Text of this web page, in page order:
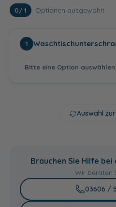
0/ 1 Optionen ausgewählt
1
Bitte eine Option auswählen.
5800-
54,00
Auswahl
Brauchen Sie Hilfe
Wir beraten
03606 /